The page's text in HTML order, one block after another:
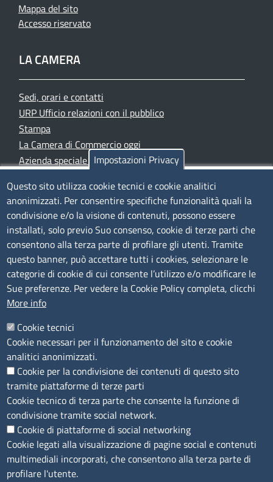
Mappa del sito
Accesso riservato
LA CAMERA
Sedi, orari e contatti
URP Ufficio relazioni con il pubblico
Stampa
La Camera di Commercio oggi
Azienda speciale PromoFirenze
TRASPARENZA
Albo Online
Amministrazione trasparente
Bandi e concorsi
Segnalazioni Whistleblowing
Accessibilità
IBAN e pagamenti informatici
Informative privacy e cookie
Verifiche PA
Attuazione misure PNRR
Modulistica
SEGUICI SU
Impostazioni Privacy
Questo sito utilizza cookie tecnici e cookie analitici
anonimizzati. Per consentire specifiche funzionalità quali la
condivisione e/o la visione di contenuti, possono essere
installati, solo previo Suo consenso, cookie di terze parti che
consentono alla terza parte di profilare gli utenti. Tramite
questo banner, può accettare tutti i cookies, selezionare le
categorie di cookie di cui consente l’utilizzo e/o modificare le
Sue preferenze. Per vedere la Cookie Policy completa, clicchi
More info
Cookie tecnici
Cookie necessari per il funzionamento del sito e cookie
analitici anonimizzati.
Cookie per la condivisione dei contenuti di questo sito
tramite piattaforme di terze parti
Cookie tecnico di terza parte che consente la funzione di
condivisione tramite social network.
Cookie di piattaforme di social networking
Cookie legati alla visualizzazione di pagine social e contenuti
multimediali incorporati, che consentono alla terza parte di
profilare l'utente.